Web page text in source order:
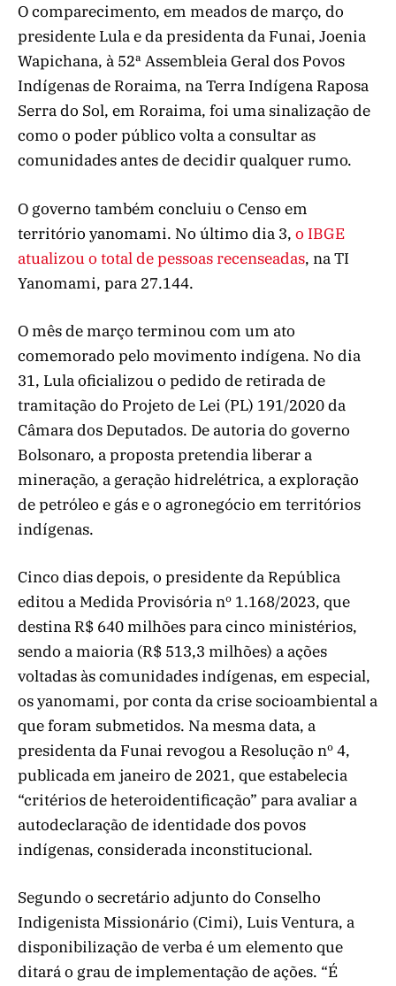
O comparecimento, em meados de março, do
presidente Lula e da presidenta da Funai, Joenia
Wapichana, à 52ª Assembleia Geral dos Povos
Indígenas de Roraima, na Terra Indígena Raposa
Serra do Sol, em Roraima, foi uma sinalização de
como o poder público volta a consultar as
comunidades antes de decidir qualquer rumo.
O governo também concluiu o Censo em
território yanomami. No último dia 3, o IBGE
atualizou o total de pessoas recenseadas, na TI
Yanomami, para 27.144.
O mês de março terminou com um ato
comemorado pelo movimento indígena. No dia
31, Lula oficializou o pedido de retirada de
tramitação do Projeto de Lei (PL) 191/2020 da
Câmara dos Deputados. De autoria do governo
Bolsonaro, a proposta pretendia liberar a
mineração, a geração hidrelétrica, a exploração
de petróleo e gás e o agronegócio em territórios
indígenas.
Cinco dias depois, o presidente da República
editou a Medida Provisória nº 1.168/2023, que
destina R$ 640 milhões para cinco ministérios,
sendo a maioria (R$ 513,3 milhões) a ações
voltadas às comunidades indígenas, em especial,
os yanomami, por conta da crise socioambiental a
que foram submetidos. Na mesma data, a
presidenta da Funai revogou a Resolução nº 4,
publicada em janeiro de 2021, que estabelecia
“critérios de heteroidentificação” para avaliar a
autodeclaração de identidade dos povos
indígenas, considerada inconstitucional.
Segundo o secretário adjunto do Conselho
Indigenista Missionário (Cimi), Luis Ventura, a
disponibilização de verba é um elemento que
ditará o grau de implementação de ações. “É